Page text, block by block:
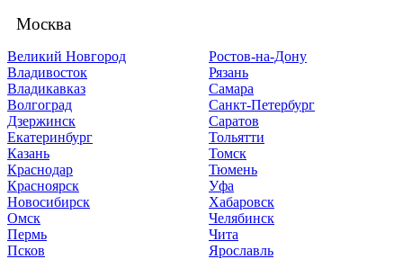
Москва
Великий Новгород
Владивосток
Владикавказ
Волгоград
Дзержинск
Екатеринбург
Казань
Краснодар
Красноярск
Новосибирск
Омск
Пермь
Псков
Ростов-на-Дону
Рязань
Самара
Санкт-Петербург
Саратов
Тольятти
Томск
Тюмень
Уфа
Хабаровск
Челябинск
Чита
Ярославль